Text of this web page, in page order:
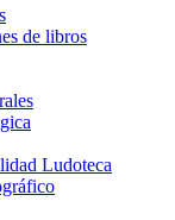
de libros
Ludoteca